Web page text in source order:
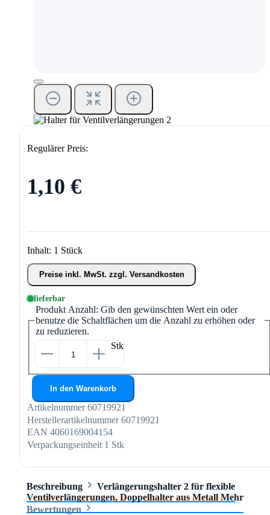
Regulärer Preis:
1,10 €
Inhalt: 1 Stück
Preise inkl. MwSt. zzgl. Versandkosten
lieferbar
Produkt Anzahl: Gib den gewünschten Wert ein oder
benutze die Schaltflächen um die Anzahl zu erhöhen oder
zu reduzieren.
Stk
In den Warenkorb
Artikelnummer 60719921
Herstellerartikelnummer 60719921
EAN 4060169004154
Verpackungseinheit 1 Stk
Beschreibung
Verlängerungshalter 2 für flexible
Ventilverlängerungen, Doppelhalter aus Metall Mehr
Bewertungen